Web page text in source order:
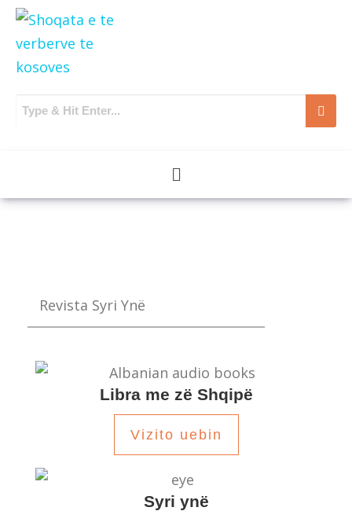
Revista Syri Ynë
Libra me zë Shqipë
Vizito uebin
Syri ynë